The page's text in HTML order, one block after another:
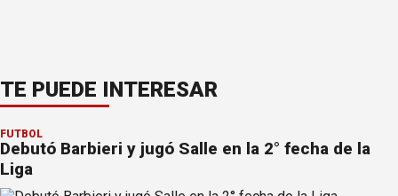
TE PUEDE INTERESAR
FÚTBOL
Debutó Barbieri y jugó Salle en la 2° fecha de la
Liga